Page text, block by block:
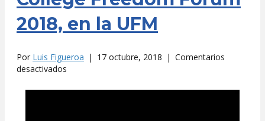
2018, en la UFM
Por Luis Figueroa | 17 octubre, 2018 | Comentarios
desactivados
Freedom